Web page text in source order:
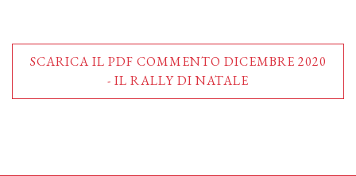
SCARICA IL PDF COMMENTO DICEMBRE 2020
- IL RALLY DI NATALE